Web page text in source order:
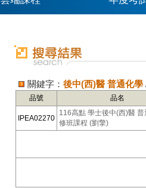
關鍵字： 後中(西)醫 普通化學
品號 品名
IPEA02270
116高點 學士後中(西)醫 普
修班課程 (劉擎)